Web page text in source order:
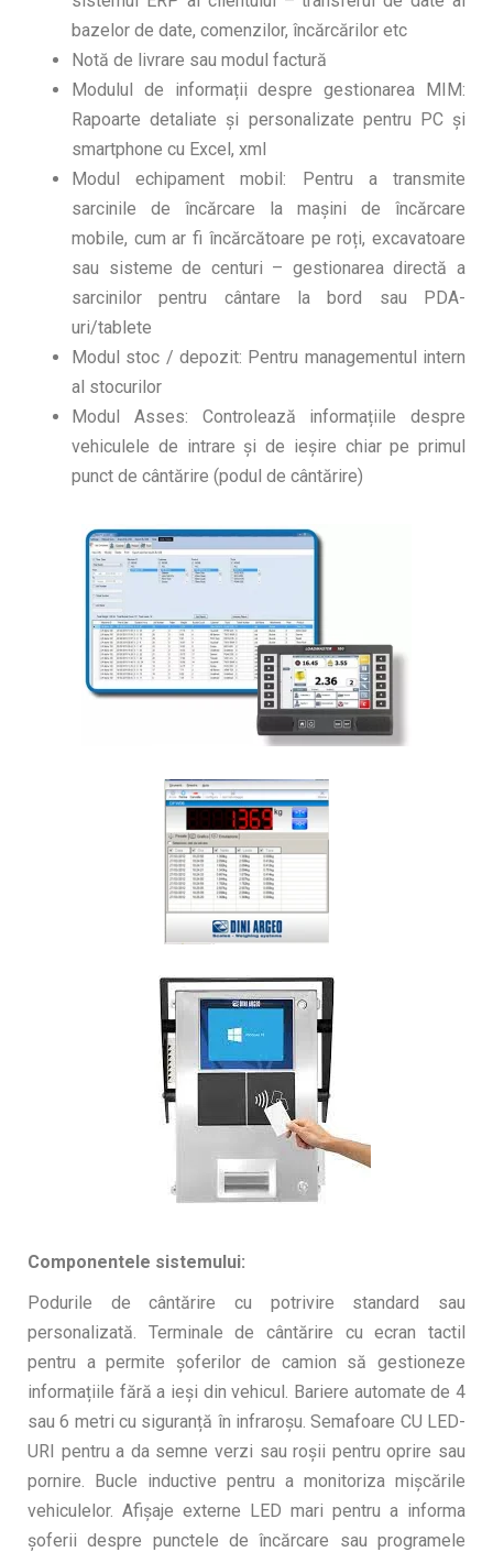
bazelor de date, comenzilor, încărcărilor etc
Notă de livrare sau modul factură
Modulul de informații despre gestionarea MIM:
Rapoarte detaliate și personalizate pentru PC și
smartphone cu Excel, xml
Modul echipament mobil: Pentru a transmite
sarcinile de încărcare la mașini de încărcare
mobile, cum ar fi încărcătoare pe roți, excavatoare
sau sisteme de centuri – gestionarea directă a
sarcinilor pentru cântare la bord sau PDA-
uri/tablete
Modul stoc / depozit: Pentru managementul intern
al stocurilor
Modul Asses: Controlează informațiile despre
vehiculele de intrare și de ieșire chiar pe primul
punct de cântărire (podul de cântărire)
Componentele sistemului:
Podurile de cântărire cu potrivire standard sau
personalizată. Terminale de cântărire cu ecran tactil
pentru a permite șoferilor de camion să gestioneze
informațiile fără a ieși din vehicul. Bariere automate de 4
sau 6 metri cu siguranță în infraroșu. Semafoare CU LED-
URI pentru a da semne verzi sau roșii pentru oprire sau
pornire. Bucle inductive pentru a monitoriza mișcările
vehiculelor. Afișaje externe LED mari pentru a informa
șoferii despre punctele de încărcare sau programele